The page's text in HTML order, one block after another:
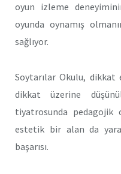
oyun izleme
oyunda oynamış
sağlıyor.
Soytarılar Okulu,
dikkat üzerine
tiyatrosunda pedagojik
estetik bir alan da
başarısı.